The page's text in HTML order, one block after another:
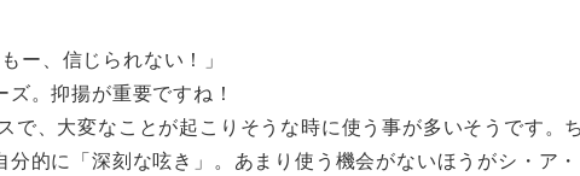
、信じられない！」
。抑揚が重要ですね！
、大変なことが起こりそうな時に使う事が多いそうです。
的に「深刻な呟き」。あまり使う機会がないほうがシ・ア・